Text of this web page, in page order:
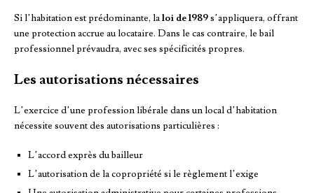
Si l’habitation est prédominante, laloi de 1989s’appliquera, offrant
une protection accrue au locataire. Dans le cas contraire, le bail
professionnel prévaudra, avec ses spécificités propres.
Les autorisations nécessaires
L’exercice d’une profession libérale dans un local d’habitation
nécessite souvent des autorisations particulières :
L’accord exprès du bailleur
L’autorisation de la copropriété si le règlement l’exige